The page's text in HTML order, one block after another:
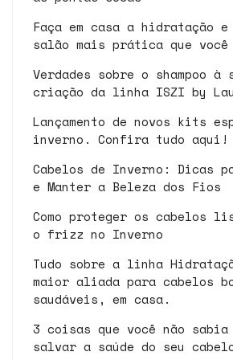
Faça em casa a hidratação
salão mais prática que
Verdades sobre o shampoo à
criação da linha ISZI by
Lançamento de novos kits
inverno. Confira tudo aqui!
Cabelos de Inverno: Dicas
e Manter a Beleza dos Fios
Como proteger os cabelos
o frizz no Inverno
Tudo sobre a linha
maior aliada para cabelos
saudáveis, em casa.
3 coisas que você não sabia
salvar a saúde do seu